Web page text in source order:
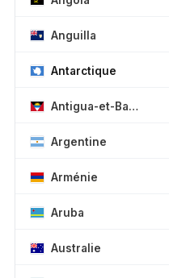
Anguilla
Antarctique
Antigua-et-Barbuda
Argentine
Arménie
Aruba
Australie